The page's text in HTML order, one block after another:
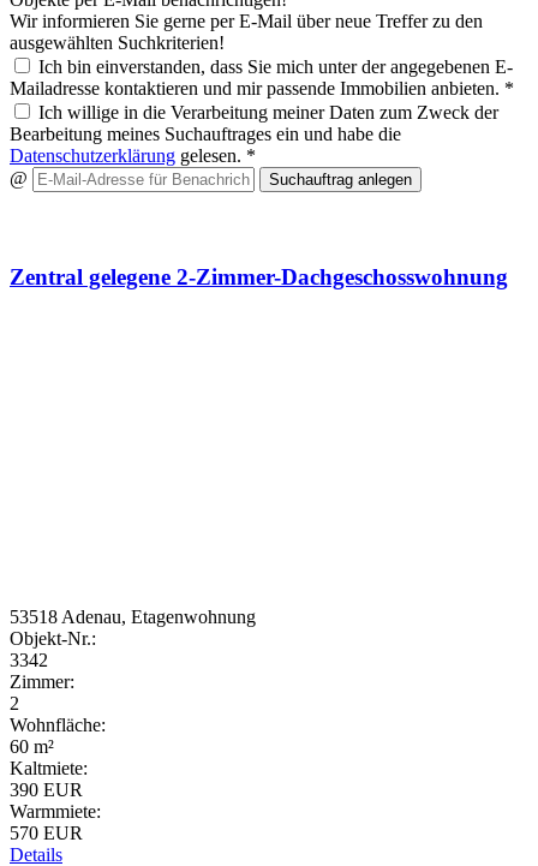
Wir informieren Sie gerne per E-Mail über neue Treffer zu den
ausgewählten Suchkriterien!
Ich bin einverstanden, dass Sie mich unter der angegebenen E-
Mailadresse kontaktieren und mir passende Immobilien anbieten. *
Ich willige in die Verarbeitung meiner Daten zum Zweck der
Bearbeitung meines Suchauftrages ein und habe die
Datenschutzerklärung gelesen. *
@
Suchauftrag anlegen
Zentral gelegene 2-Zimmer-Dachgeschosswohnung
53518 Adenau, Etagenwohnung
Objekt-Nr.:
3342
Zimmer:
2
Wohnfläche:
60 m²
Kaltmiete:
390 EUR
Warmmiete:
570 EUR
Details